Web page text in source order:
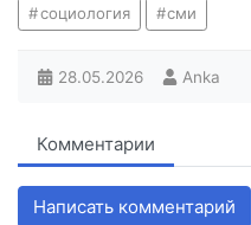
социология сми
28.05.2026 Anka
Комментарии
Написать комментарий